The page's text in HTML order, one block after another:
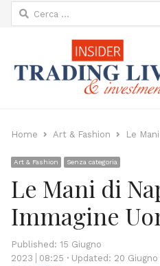
Ricerca
per:
Home Art & Fashion Le
Art & Fashion Senza categoria
Le Mani di
Immagine
Published: 15 Giugno
2023
08:25
Updated: 20 Giugno